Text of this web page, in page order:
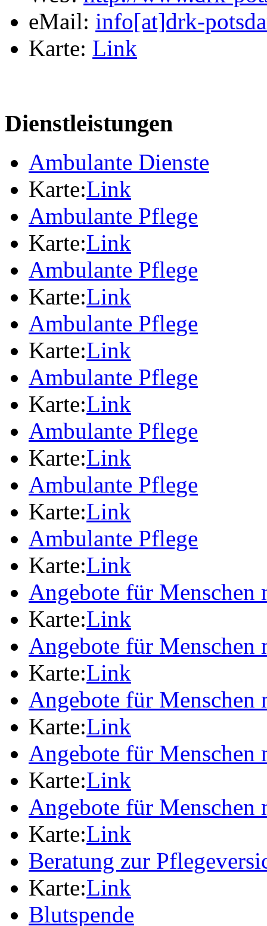
eMail: info[at]drk-
Karte: Link
Dienstleistungen
Ambulante Dienste
Karte:Link
Ambulante Pflege
Karte:Link
Ambulante Pflege
Karte:Link
Ambulante Pflege
Karte:Link
Ambulante Pflege
Karte:Link
Ambulante Pflege
Karte:Link
Ambulante Pflege
Karte:Link
Ambulante Pflege
Karte:Link
Angebote für Menschen
Karte:Link
Angebote für Menschen
Karte:Link
Angebote für Menschen
Karte:Link
Angebote für Menschen
Karte:Link
Angebote für Menschen
Karte:Link
Beratung zur
Karte:Link
Blutspende